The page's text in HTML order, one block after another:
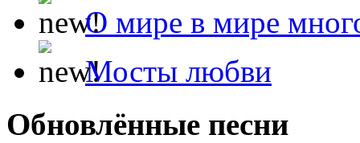
О мире в мире
Мосты любви
Обновлённые песни